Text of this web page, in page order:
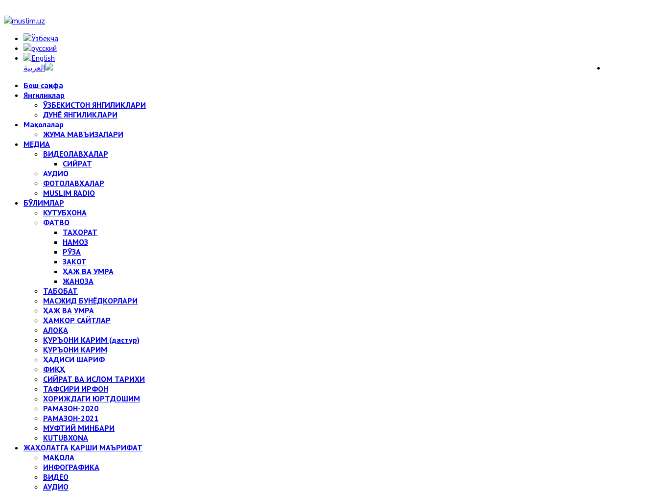
Бош саҳифа
Янгиликлар
ЎЗБЕКИСТОН ЯНГИЛИКЛАРИ
ДУНЁ ЯНГИЛИКЛАРИ
Мақолалар
ЖУМА МАВЪИЗАЛАРИ
МЕДИА
ВИДЕОЛАВҲАЛАР
СИЙРАТ
АУДИО
ФОТОЛАВҲАЛАР
MUSLIM RADIO
БЎЛИМЛАР
КУТУБХОНА
ФАТВО
ТАҲОРАТ
НАМОЗ
РЎЗА
ЗАКОТ
ҲАЖ ВА УМРА
ЖАНОЗА
ТАБОБАТ
МАСЖИД БУНЁДКОРЛАРИ
ҲАЖ ВА УМРА
ҲАМКОР САЙТЛАР
АЛОҚА
ҚУРЪОНИ КАРИМ (дастур)
ҚУРЪОНИ КАРИМ
ҲАДИСИ ШАРИФ
ФИҚҲ
СИЙРАТ ВА ИСЛОМ ТАРИХИ
ТАФСИРИ ИРФОН
ХОРИЖДАГИ ЮРТДОШИМ
РАМАЗОН-2020
РАМАЗОН-2021
МУФТИЙ МИНБАРИ
KUTUBXONA
ЖАҲОЛАТГА ҚАРШИ МАЪРИФАТ
МАҚОЛА
ИНФОГРАФИКА
ВИДЕО
АУДИО